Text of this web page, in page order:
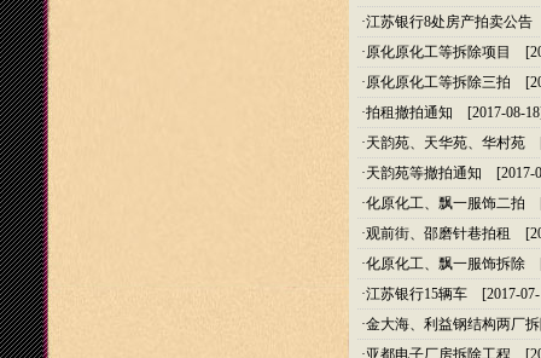
·江苏银行8处房产拍卖公告
·原化原化工等拆除项目
·原化原化工等拆除三拍
·拍租撤拍通知 [2017-08-
·天韵苑、天华苑、华村苑
·天韵苑等撤拍通知 [2017-
·化原化工、飘一服饰二拍
·观前街、邵磨针巷拍租
·化原化工、飘一服饰拆除
·江苏银行15辆车 [2017-
·金大海、利益钢结构两厂
·亚都电子厂房拆除工程